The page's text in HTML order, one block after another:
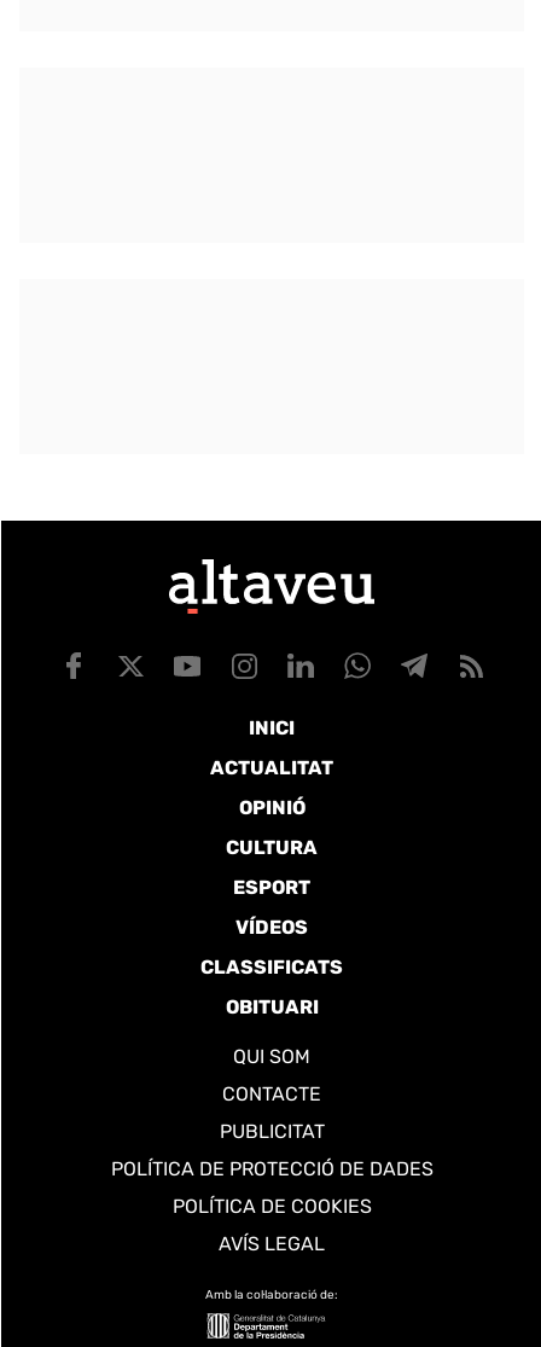
INICI
ACTUALITAT
OPINIÓ
CULTURA
ESPORT
VÍDEOS
CLASSIFICATS
OBITUARI
QUI SOM
CONTACTE
PUBLICITAT
POLÍTICA DE PROTECCIÓ DE DADES
POLÍTICA DE COOKIES
AVÍS LEGAL
Amb la col·laboració de: